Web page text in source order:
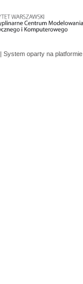
| System oparty na platformie